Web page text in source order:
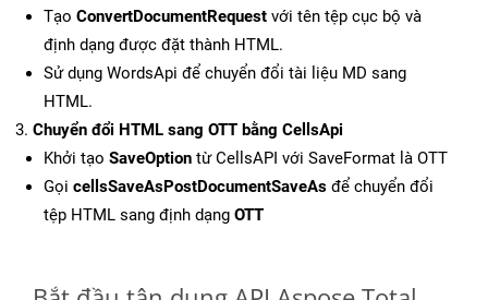
Tạo ConvertDocumentRequest với tên tệp cục bộ và
định dạng được đặt thành HTML.
Sử dụng WordsApi để chuyển đổi tài liệu MD sang
HTML.
Chuyển đổi HTML sang OTT bằng CellsApi
Khởi tạo SaveOption từ CellsAPI với SaveFormat là OTT
Gọi cellsSaveAsPostDocumentSaveAs để chuyển đổi
tệp HTML sang định dạng OTT